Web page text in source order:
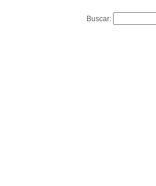
Buscar: